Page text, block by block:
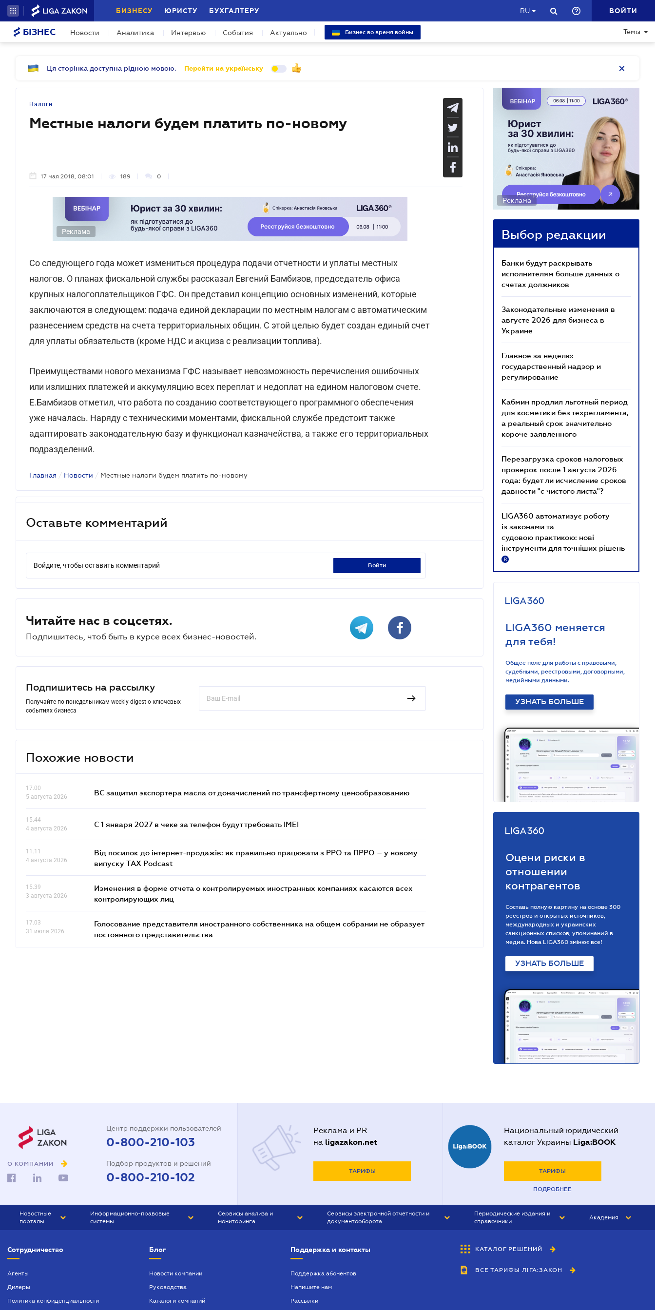
БИЗНЕСУ ЮРИСТУ БУХГАЛТЕРУ RU ВОЙТИ
БІЗНЕС Новости Аналитика Интервью События Актуально Бизнес во время войны Темы
Ця сторінка доступна рідною мовою. Перейти на українську
Налоги
Местные налоги будем платить по-новому
17 мая 2018, 08:01 189 0
Реклама
Со следующего года может измениться процедура подачи отчетности и уплаты местных
налогов. О планах фискальной службы рассказал Евгений Бамбизов, председатель офиса
крупных налогоплательщиков ГФС. Он представил концепцию основных изменений, которые
заключаются в следующем: подача единой декларации по местным налогам с автоматическим
разнесением средств на счета территориальных общин. С этой целью будет создан единый счет
для уплаты обязательств (кроме НДС и акциза с реализации топлива).
Преимуществами нового механизма ГФС называет невозможность перечисления ошибочных
или излишних платежей и аккумуляцию всех переплат и недоплат на едином налоговом счете.
Е.Бамбизов отметил, что работа по созданию соответствующего программного обеспечения
уже началась. Наряду с техническими моментами, фискальной службе предстоит также
адаптировать законодательную базу и функционал казначейства, а также его территориальных
подразделений.
Главная / Новости / Местные налоги будем платить по-новому
Оставьте комментарий
Войдите, чтобы оставить комментарий войти
Читайте нас в соцсетях.
Подпишитесь, чтоб быть в курсе всех бизнес-новостей.
Подпишитесь на рассылку
Получайте по понедельникам weekly-digest о ключевых
событиях бизнеса
Похожие новости
17.00
5 августа 2026
ВС защитил экспортера масла от доначислений по трансфертному ценообразованию
15.44
4 августа 2026
С 1 января 2027 в чеке за телефон будут требовать IMEI
11.11
4 августа 2026
Від посилок до інтернет-продажів: як правильно працювати з РРО та ПРРО – у новому
випуску TAX Podcast
15.39
3 августа 2026
Изменения в форме отчета о контролируемых иностранных компаниях касаются всех
контролирующих лиц
17.03
31 июля 2026
Голосование представителя иностранного собственника на общем собрании не образует
постоянного представительства
Реклама
Выбор редакции
Банки будут раскрывать
исполнителям больше данных о
счетах должников
Законодательные изменения в
августе 2026 для бизнеса в
Украине
Главное за неделю:
государственный надзор и
регулирование
Кабмин продлил льготный период
для косметики без техрегламента,
а реальный срок значительно
короче заявленного
Перезагрузка сроков налоговых
проверок после 1 августа 2026
года: будет ли исчисление сроков
давности "с чистого листа"?
LIGA360 автоматизує роботу
із законами та
судовою практикою: нові
інструменти для точніших рішень
R
LIGA360 меняется
для тебя!
Общее поле для работы с правовыми,
судебными, реестровыми, договорными,
медийными данными.
УЗНАТЬ БОЛЬШЕ
Оцени риски в
отношении
контрагентов
Составь полную картину на основе 300
реестров и открытых источников,
международных и украинских
санкционных списков, упоминаний в
медиа. Нова LIGA360 змінює все!
УЗНАТЬ БОЛЬШЕ
О КОМПАНИИ
Центр поддержки пользователей
0-800-210-103
Подбор продуктов и решений
0-800-210-102
Реклама и PR
на ligazakon.net
ТАРИФЫ
Национальный юридический
каталог Украины Liga:BOOK
ТАРИФЫ
ПОДРОБНЕЕ
Новостные
порталы
БИЗНЕС
Информационно-правовые
системы
БУХГАЛТЕР ПРОФ
ЮРИСТ ПРОФ
Сервисы анализа и
мониторинга
Сервисы электронной отчетности и
документооборота
Периодические издания и
справочники
БУХГАЛТЕР&ЗАКОН
ВЕСТНИК МСФО
Академия
Сотрудничество
Агенты
Дилеры
Политика конфиденциальности
Блог
Новости компании
Руководства
Каталоги компаний
Поддержка и контакты
Поддержка абонентов
Напишите нам
Рассылки
КАТАЛОГ РЕШЕНИЙ
ВСЕ ТАРИФЫ ЛІГА:ЗАКОН